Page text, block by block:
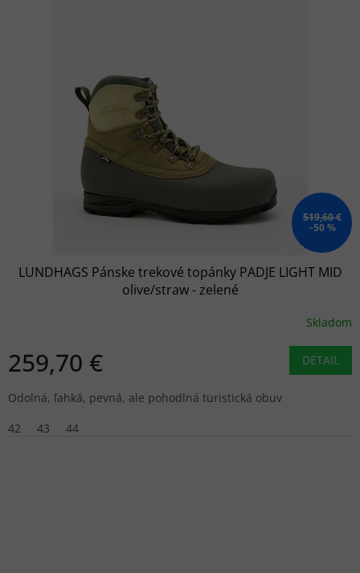
519,60 €
–50 %
LUNDHAGS Pánske trekové topánky PADJE LIGHT MID
olive/straw - zelené
Skladom
259,70 € DETAIL
Odolná, ľahká, pevná, ale pohodlná turistická obuv
42
43 44